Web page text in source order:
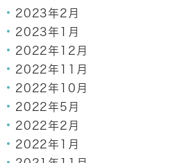
2023年2月
2023年1月
2022年12月
2022年11月
2022年10月
2022年5月
2022年2月
2022年1月